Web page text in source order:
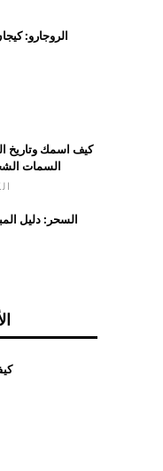
الروجارو:
كيف اسمك وتاريخ
السمات
السحر: دليل